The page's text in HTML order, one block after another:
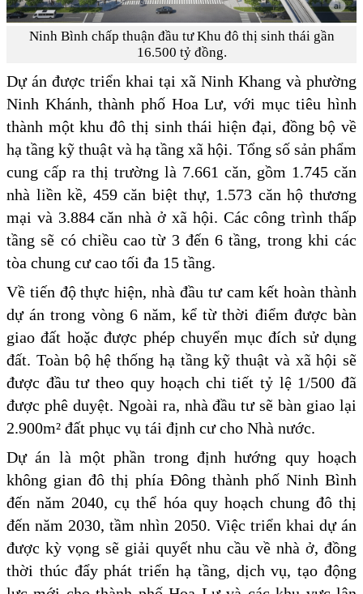
Ninh Bình chấp thuận đầu tư Khu đô thị sinh thái gần
16.500 tỷ đồng.
Dự án được triển khai tại xã Ninh Khang và phường
Ninh Khánh, thành phố Hoa Lư, với mục tiêu hình
thành một khu đô thị sinh thái hiện đại, đồng bộ về
hạ tầng kỹ thuật và hạ tầng xã hội. Tổng số sản phẩm
cung cấp ra thị trường là 7.661 căn, gồm 1.745 căn
nhà liền kề, 459 căn biệt thự, 1.573 căn hộ thương
mại và 3.884 căn nhà ở xã hội. Các công trình thấp
tầng sẽ có chiều cao từ 3 đến 6 tầng, trong khi các
tòa chung cư cao tối đa 15 tầng.
Về tiến độ thực hiện, nhà đầu tư cam kết hoàn thành
dự án trong vòng 6 năm, kể từ thời điểm được bàn
giao đất hoặc được phép chuyển mục đích sử dụng
đất. Toàn bộ hệ thống hạ tầng kỹ thuật và xã hội sẽ
được đầu tư theo quy hoạch chi tiết tỷ lệ 1/500 đã
được phê duyệt. Ngoài ra, nhà đầu tư sẽ bàn giao lại
2.900m² đất phục vụ tái định cư cho Nhà nước.
Dự án là một phần trong định hướng quy hoạch
không gian đô thị phía Đông thành phố Ninh Bình
đến năm 2040, cụ thể hóa quy hoạch chung đô thị
đến năm 2030, tầm nhìn 2050. Việc triển khai dự án
được kỳ vọng sẽ giải quyết nhu cầu về nhà ở, đồng
thời thúc đẩy phát triển hạ tầng, dịch vụ, tạo động